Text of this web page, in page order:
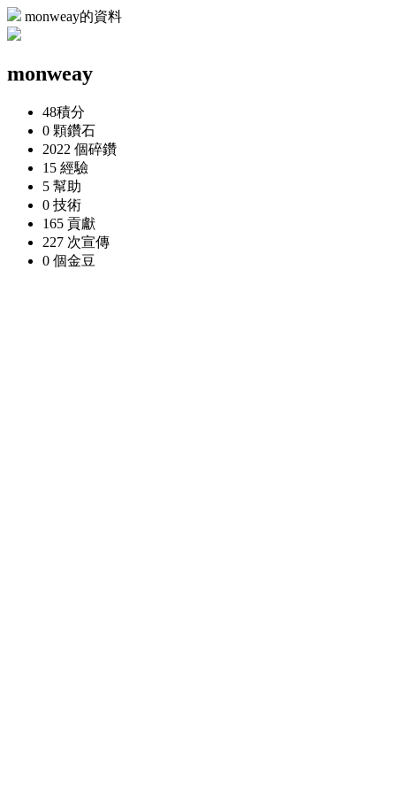
monweay的資料
monweay
48積分
0 顆鑽石
2022 個碎鑽
15 經驗
5 幫助
0 技術
165 貢獻
227 次宣傳
0 個金豆